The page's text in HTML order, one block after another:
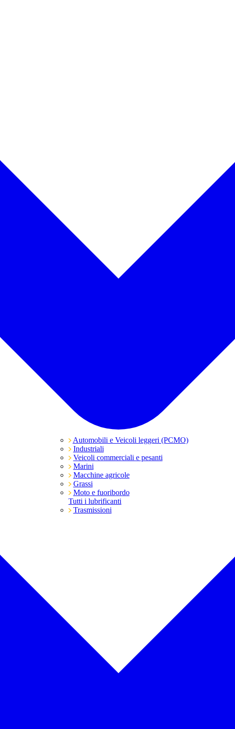
Automobili e Veicoli leggeri (PCMO)
Industriali
Veicoli commerciali e pesanti
Marini
Macchine agricole
Grassi
Moto e fuoribordo
Tutti i lubrificanti
Trasmissioni